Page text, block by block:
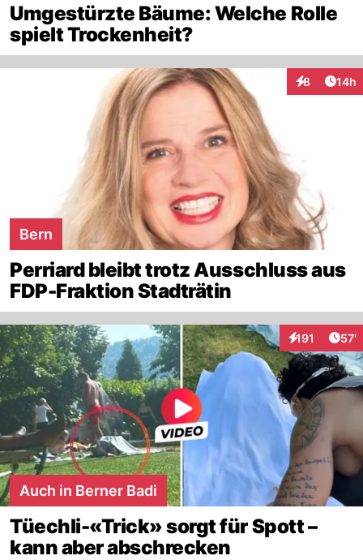
Umgestürzte Bäume: Welche Rolle
spielt Trockenheit?
8
Interaktionen
14h
Bern
Perriard bleibt trotz Ausschluss aus
FDP-Fraktion Stadträtin
191
Interaktionen
57'
Auch in Berner Badi
Tüechli-«Trick» sorgt für Spott –
kann aber abschrecken